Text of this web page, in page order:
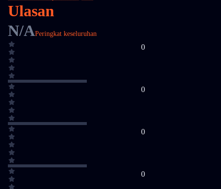
Ulasan
N/APeringkat keseluruhan
0
0
0
0